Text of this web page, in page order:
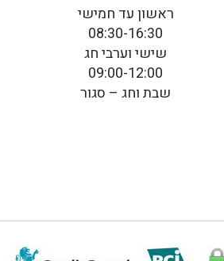
ראשון עד חמישי
08:30-16:30
שישי וערבי חג
09:00-12:00
שבת וחג – סגור